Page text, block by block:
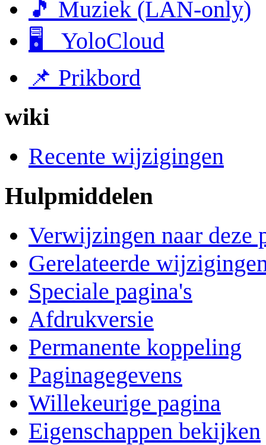
🎵 Muziek (LAN-only)
🖥 YoloCloud
📌 Prikbord
wiki
Recente wijzigingen
Hulpmiddelen
Verwijzingen naar deze
Gerelateerde
Speciale pagina's
Afdrukversie
Permanente koppeling
Paginagegevens
Willekeurige pagina
Eigenschappen bekijken